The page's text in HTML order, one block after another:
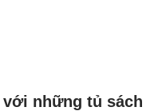
những tủ sách